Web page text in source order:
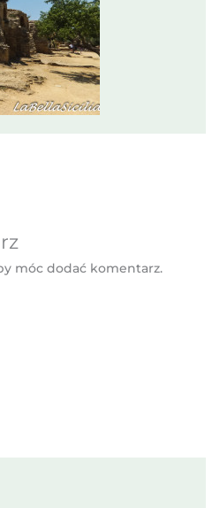
móc dodać komentarz.